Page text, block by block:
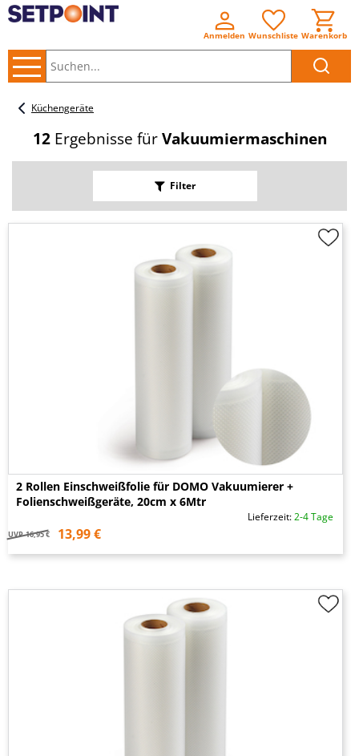
Anmelden Wunschliste Warenkorb
Küchengeräte
12Ergebnisse für Vakuumiermaschinen
Filter
2 Rollen Einschweißfolie für DOMO Vakuumierer +
Folienschweißgeräte, 20cm x 6Mtr
Lieferzeit:2-4 Tage
UVP 16,95 € 13,99 €